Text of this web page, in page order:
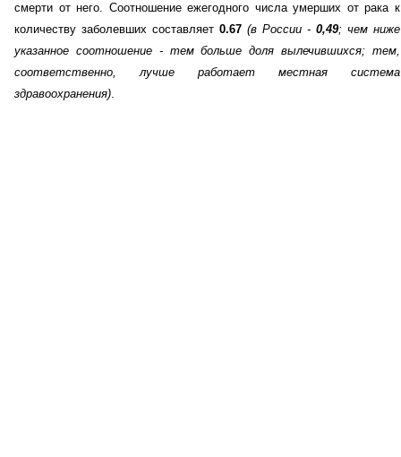
смерти от него. Соотношение ежегодного числа умерших от рака к
количеству заболевших составляет 0.67 (в России - 0,49; чем ниже
указанное соотношение - тем больше доля вылечившихся; тем,
соответственно, лучше работает местная система
здравоохранения).